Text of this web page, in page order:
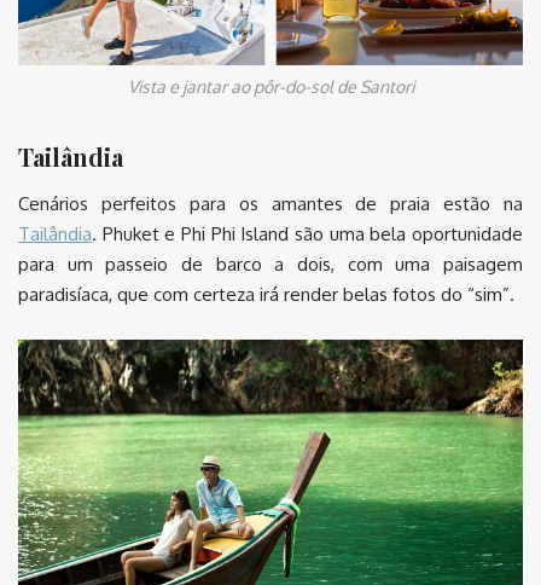
Vista e jantar ao pôr-do-sol de Santori
Tailândia
Cenários perfeitos para os amantes de praia estão na
Tailândia. Phuket e Phi Phi Island são uma bela oportunidade
para um passeio de barco a dois, com uma paisagem
paradisíaca, que com certeza irá render belas fotos do “sim”.